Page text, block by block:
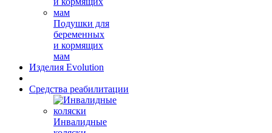
Подушки для
беременных
и кормящих
мам
Изделия Evolution
Средства реабилитации
Инвалидные